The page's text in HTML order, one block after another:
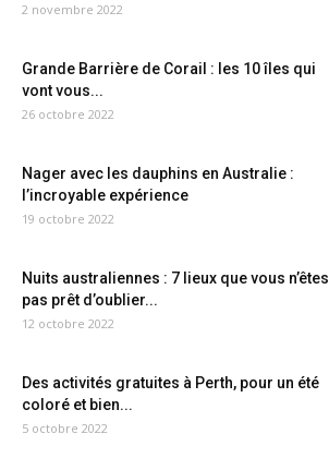
2 novembre 2022
Grande Barrière de Corail : les 10 îles qui
vont vous...
26 octobre 2022
Nager avec les dauphins en Australie :
l’incroyable expérience
19 octobre 2022
Nuits australiennes : 7 lieux que vous n’êtes
pas prêt d’oublier...
12 octobre 2022
Des activités gratuites à Perth, pour un été
coloré et bien...
5 octobre 2022